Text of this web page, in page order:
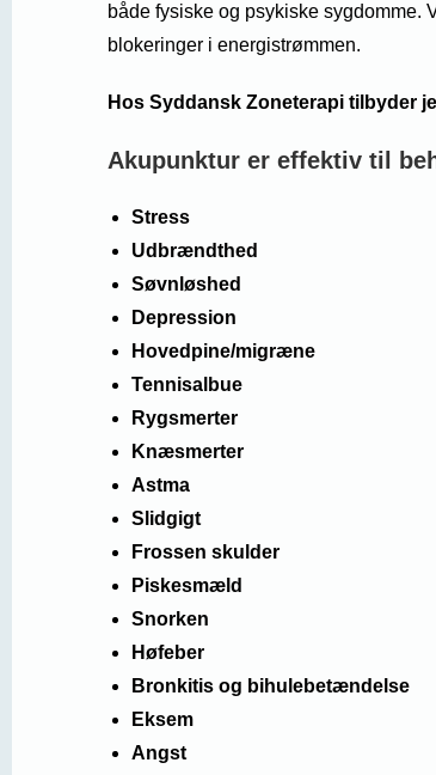
både fysiske og psykiske sygdomme.
blokeringer i energistrømmen.
Hos Syddansk Zoneterapi tilbyder
Akupunktur er effektiv til
Stress
Udbrændthed
Søvnløshed
Depression
Hovedpine/migræne
Tennisalbue
Rygsmerter
Knæsmerter
Astma
Slidgigt
Frossen skulder
Piskesmæld
Snorken
Høfeber
Bronkitis og bihulebetændelse
Eksem
Angst